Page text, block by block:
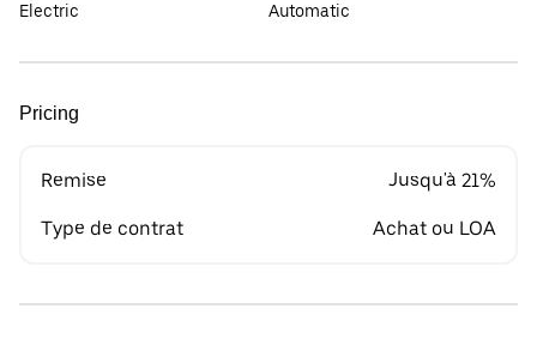
Electric
Automatic
Pricing
Remise Jusqu'à 21%
Type de contrat Achat ou LOA